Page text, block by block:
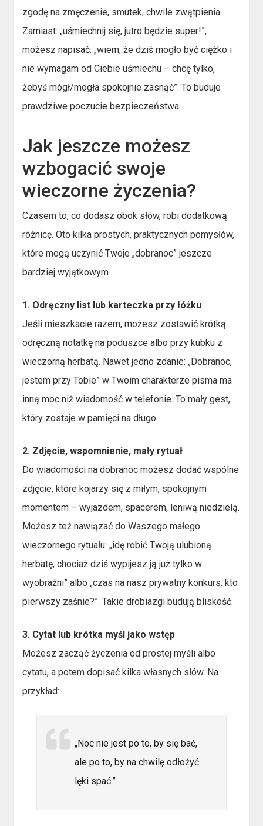
zgodę na zmęczenie, smutek, chwile zwątpienia.
Zamiast: „uśmiechnij się, jutro będzie super!”,
możesz napisać: „wiem, że dziś mogło być ciężko i
nie wymagam od Ciebie uśmiechu – chcę tylko,
żebyś mógł/mogła spokojnie zasnąć”. To buduje
prawdziwe poczucie bezpieczeństwa.
Jak jeszcze możesz
wzbogacić swoje
wieczorne życzenia?
Czasem to, co dodasz obok słów, robi dodatkową
różnicę. Oto kilka prostych, praktycznych pomysłów,
które mogą uczynić Twoje „dobranoc” jeszcze
bardziej wyjątkowym.
1. Odręczny list lub karteczka przy łóżku
Jeśli mieszkacie razem, możesz zostawić krótką
odręczną notatkę na poduszce albo przy kubku z
wieczorną herbatą. Nawet jedno zdanie: „Dobranoc,
jestem przy Tobie” w Twoim charakterze pisma ma
inną moc niż wiadomość w telefonie. To mały gest,
który zostaje w pamięci na długo.
2. Zdjęcie, wspomnienie, mały rytuał
Do wiadomości na dobranoc możesz dodać wspólne
zdjęcie, które kojarzy się z miłym, spokojnym
momentem – wyjazdem, spacerem, leniwą niedzielą.
Możesz też nawiązać do Waszego małego
wieczornego rytuału: „idę robić Twoją ulubioną
herbatę, chociaż dziś wypijesz ją już tylko w
wyobraźni” albo „czas na nasz prywatny konkurs: kto
pierwszy zaśnie?”. Takie drobiazgi budują bliskość.
3. Cytat lub krótka myśl jako wstęp
Możesz zacząć życzenia od prostej myśli albo
cytatu, a potem dopisać kilka własnych słów. Na
przykład:
„Noc nie jest po to, by się bać,
ale po to, by na chwilę odłożyć
lęki spać.”